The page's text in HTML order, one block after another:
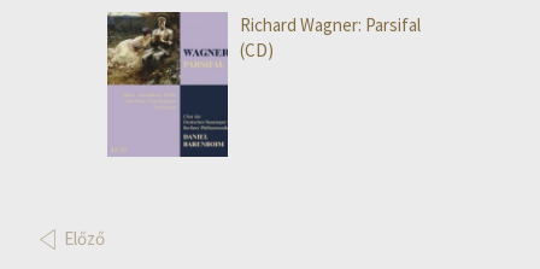
Richard Wagner: Parsifal
(CD)
Előző